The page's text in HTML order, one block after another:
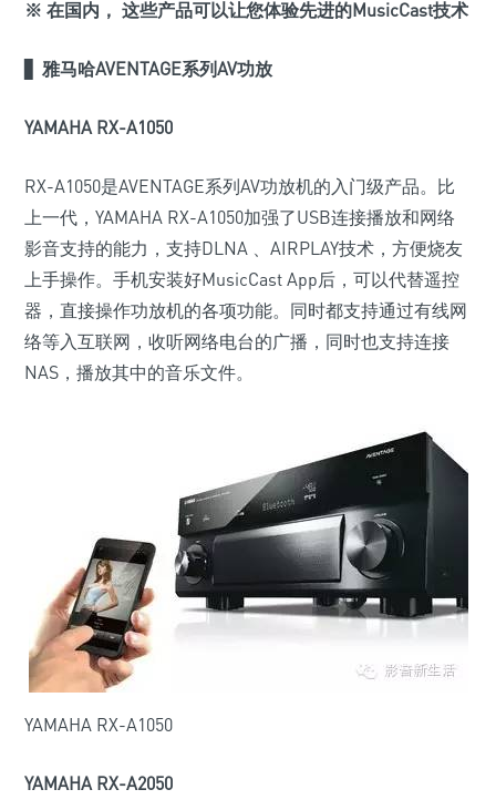
※ 在国内， 这些产品可以让您体验先进的MusicCast技术
雅马哈AVENTAGE系列AV功放
YAMAHA RX-A1050
RX-A1050是AVENTAGE系列AV功放机的入门级产品。比
上一代，YAMAHA RX-A1050加强了USB连接播放和网络
影音支持的能力，支持DLNA 、AIRPLAY技术，方便烧友
上手操作。手机安装好MusicCast App后，可以代替遥控
器，直接操作功放机的各项功能。同时都支持通过有线网
络等入互联网，收听网络电台的广播，同时也支持连接
NAS，播放其中的音乐文件。
YAMAHA RX-A1050
YAMAHA RX-A2050